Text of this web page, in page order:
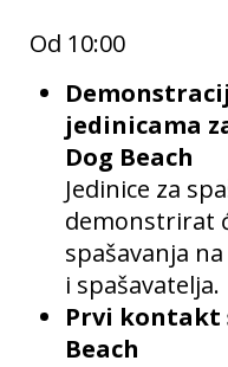
Od 10:00
jedinicama
Dog Beach
Jedinice za
demonstrirat
spašavanja
i spašavatelja.
Prvi kontakt
Beach